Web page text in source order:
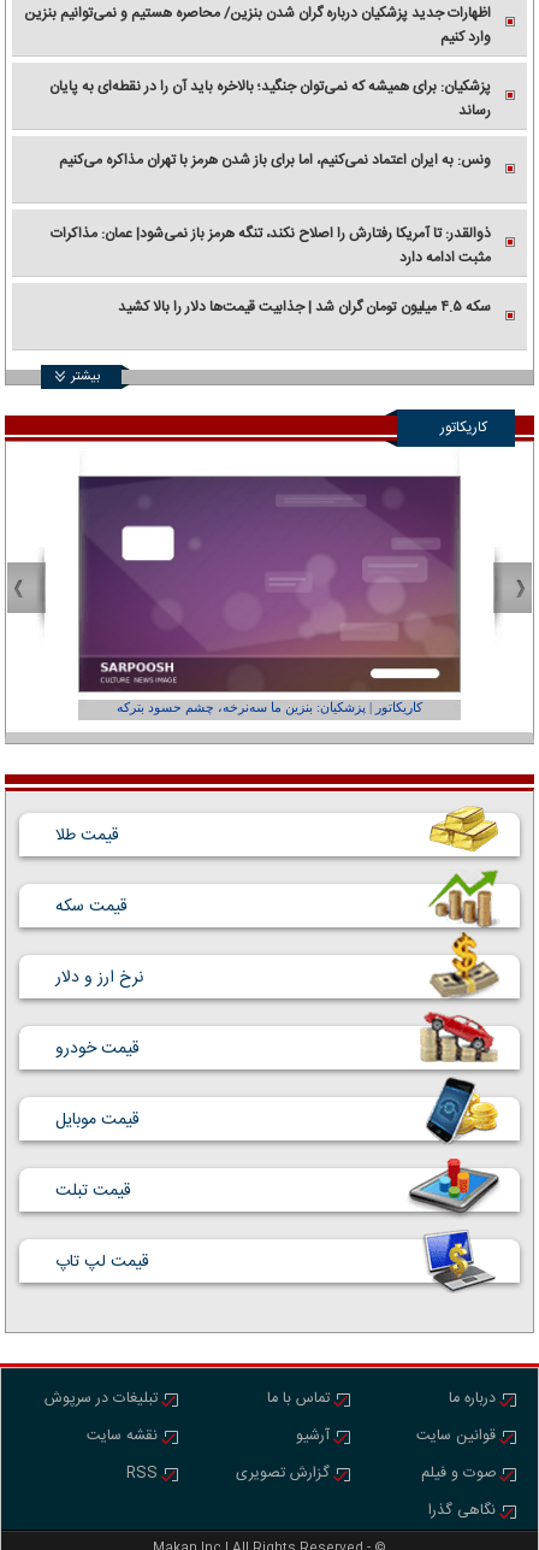
اظهارات جدید پزشکیان درباره گران شدن بنزین/ محاصره هستیم و نمی‌توانیم بنزین
وارد کنیم
پزشکیان: برای همیشه که نمی‌توان جنگید؛ بالاخره باید آن را در نقطه‌ای به پایان
رساند
ونس: به ایران اعتماد نمی‌کنیم، اما برای باز شدن هرمز با تهران مذاکره می‌کنیم
ذوالقدر: تا آمریکا رفتارش را اصلاح نکند، تنگه هرمز باز نمی‌شود| عمان: مذاکرات
مثبت ادامه دارد
سکه ۴.۵ میلیون تومان گران شد | جذابیت قیمت‌ها دلار را بالا کشید
بیشتر
کاریکاتور
کاریکاتور | پزشکیان: بنزین ما سه‌نرخه، چشم حسود بترکه
قیمت طلا
قیمت سکه
نرخ ارز و دلار
قیمت خودرو
قیمت موبایل
قیمت تبلت
قیمت لپ تاپ
درباره ما
قوانین سایت
صوت و فیلم
نگاهی گذرا
تماس با ما
آرشیو
گزارش تصویری
تبلیغات در سرپوش
نقشه سایت
RSS